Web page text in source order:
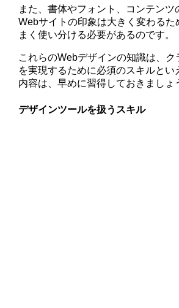
また、書体やフォント、コンテンツ
Webサイトの印象は大きく変わるた
まく使い分ける必要があるのです。
これらのWebデザインの知識は、ク
を実現するために必須のスキルとい
内容は、早めに習得しておきましょ
デザインツールを扱うスキル